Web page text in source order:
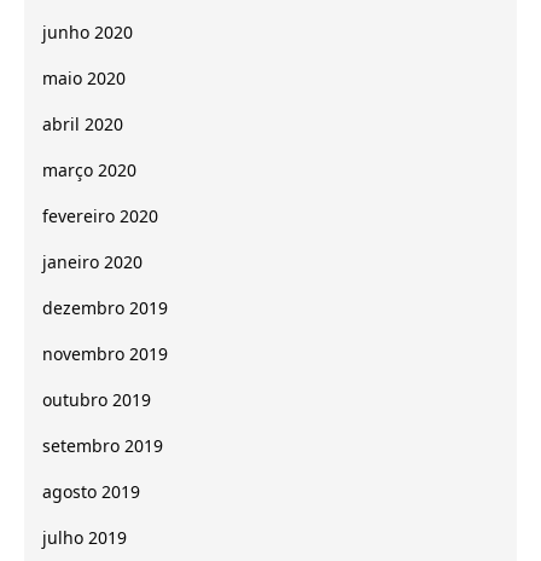
junho 2020
maio 2020
abril 2020
março 2020
fevereiro 2020
janeiro 2020
dezembro 2019
novembro 2019
outubro 2019
setembro 2019
agosto 2019
julho 2019